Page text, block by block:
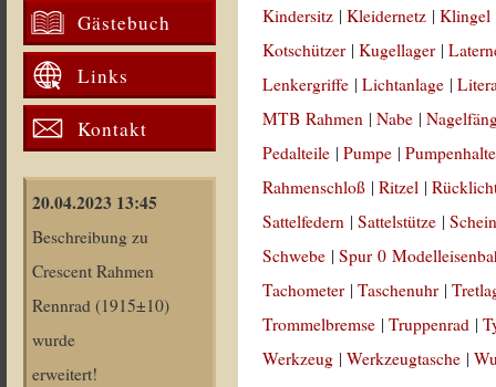
Gästebuch
Links
Kontakt
20.04.2023 13:45
Beschreibung zu
Crescent Rahmen
Rennrad (1915±10)
wurde
erweitert!
Kindersitz |Kleidernetz |Klingel
Kotschützer |Kugellager |
Lenkergriffe |Lichtanlage |
MTB Rahmen |Nabe |
Pedalteile |Pumpe |
Rahmenschloß |Ritzel |
Sattelfedern |Sattelstütze |
Schwebe |Spur 0
Tachometer |Taschenuhr |
Trommelbremse |Truppenrad |
Werkzeug |Werkzeugtasche |